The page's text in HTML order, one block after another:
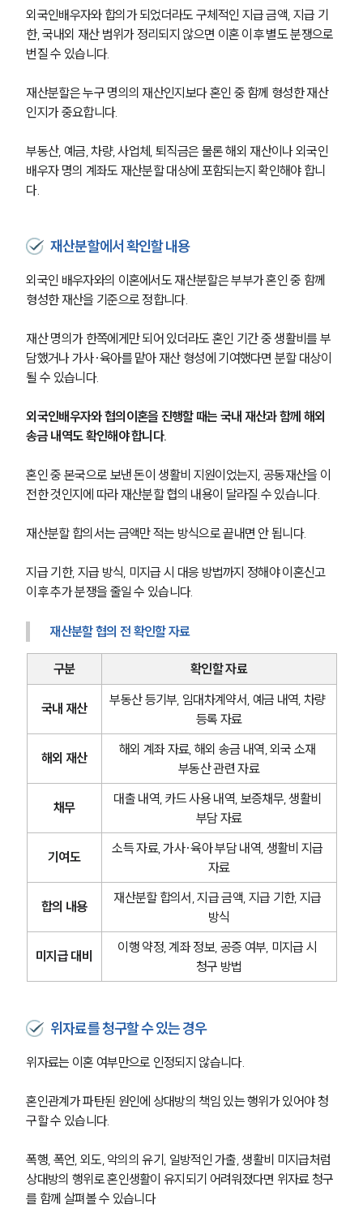
부소개
부소개
대륜의 강점
오시는 길
글로벌 파트너 로펌
고객의 소리
통합검색
AI대륜
업무사례
이혼 법률정보
법률지식인
이혼소송·상담후기
업무분야
전체
이혼 양육비계산기
상간자위자료계산기
외국인배우자와 합의가 되었더라도 구체적인 지급 금액, 지급 기
한, 국내외 재산 범위가 정리되지 않으면 이혼 이후 별도 분쟁으로
번질 수 있습니다.
재산분할은 누구 명의의 재산인지보다 혼인 중 함께 형성한 재산
인지가 중요합니다.
부동산, 예금, 차량, 사업체, 퇴직금은 물론 해외 재산이나 외국인
배우자 명의 계좌도 재산분할 대상에 포함되는지 확인해야 합니
다.
재산분할에서 확인할 내용
외국인 배우자와의 이혼에서도 재산분할은 부부가 혼인 중 함께
형성한 재산을 기준으로 정합니다.
재산 명의가 한쪽에게만 되어 있더라도 혼인 기간 중 생활비를 부
담했거나 가사·육아를 맡아 재산 형성에 기여했다면 분할 대상이
될 수 있습니다.
외국인배우자와 협의이혼을 진행할 때는 국내 재산과 함께 해외
송금 내역도 확인해야 합니다.
혼인 중 본국으로 보낸 돈이 생활비 지원이었는지, 공동재산을 이
전한 것인지에 따라 재산분할 협의 내용이 달라질 수 있습니다.
재산분할 합의서는 금액만 적는 방식으로 끝내면 안 됩니다.
지급 기한, 지급 방식, 미지급 시 대응 방법까지 정해야 이혼신고
이후 추가 분쟁을 줄일 수 있습니다.
재산분할 협의 전 확인할 자료
구분 확인할 자료
국내 재산
부동산 등기부, 임대차계약서, 예금 내역, 차량
등록 자료
해외 재산
해외 계좌 자료, 해외 송금 내역, 외국 소재
부동산 관련 자료
채무
대출 내역, 카드 사용 내역, 보증채무, 생활비
부담 자료
기여도
소득 자료, 가사·육아 부담 내역, 생활비 지급
자료
합의 내용
재산분할 합의서, 지급 금액, 지급 기한, 지급
방식
미지급 대비
이행 약정, 계좌 정보, 공증 여부, 미지급 시
청구 방법
위자료를 청구할 수 있는 경우
위자료는 이혼 여부만으로 인정되지 않습니다.
혼인관계가 파탄된 원인에 상대방의 책임 있는 행위가 있어야 청
구할 수 있습니다.
폭행, 폭언, 외도, 악의의 유기, 일방적인 가출, 생활비 미지급처럼
상대방의 행위로 혼인생활이 유지되기 어려워졌다면 위자료 청구
를 함께 살펴볼 수 있습니다